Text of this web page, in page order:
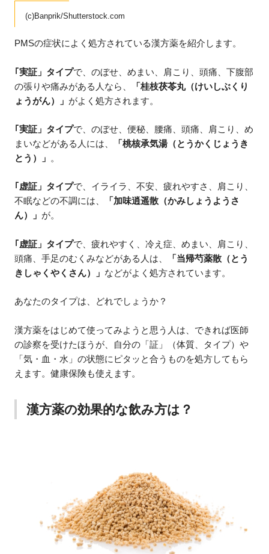
(c)Banprik/Shutterstock.com
PMSの症状によく処方されている漢方薬を紹介します。
｢実証」タイプで、のぼせ、めまい、肩こり、頭痛、下腹部
の張りや痛みがある人なら、
「桂枝茯苓丸（けいしぶくり
ょうがん）」 がよく処方されます。
｢実証」タイプで、のぼせ、便秘、腰痛、頭痛、肩こり、め
まいなどがある人には、
「桃核承気湯（とうかくじょうき
とう）」 。
｢虚証」タイプで、イライラ、不安、疲れやすさ、肩こり、
不眠などの不調には、
「加味逍遥散（かみしょうようさ
ん）」 が。
｢虚証」タイプで、疲れやすく、冷え症、めまい、肩こり、
頭痛、手足のむくみなどがある人は、
「当帰芍薬散（とう
きしゃくやくさん）」 などがよく処方されています。
あなたのタイプは、どれでしょうか？
漢方薬をはじめて使ってみようと思う人は、できれば医師
の診察を受けたほうが、自分の「証」（体質、タイプ）や
「気・血・水」の状態にピタッと合うものを処方してもら
えます。健康保険も使えます。
漢方薬の効果的な飲み方は？